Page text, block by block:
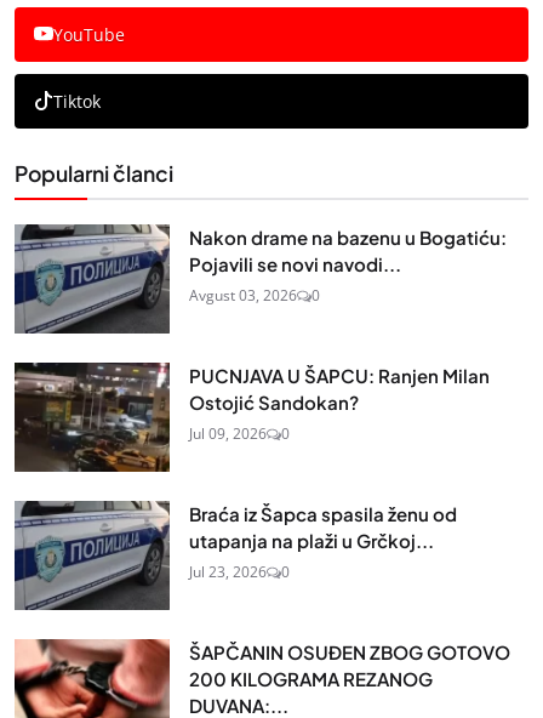
YouTube
Tiktok
Popularni članci
Nakon drame na bazenu u Bogatiću:
Pojavili se novi navodi...
Avgust 03, 2026 0
PUCNJAVA U ŠAPCU: Ranjen Milan
Ostojić Sandokan?
Jul 09, 2026 0
Braća iz Šapca spasila ženu od
utapanja na plaži u Grčkoj...
Jul 23, 2026 0
ŠAPČANIN OSUĐEN ZBOG GOTOVO
200 KILOGRAMA REZANOG
DUVANA:...